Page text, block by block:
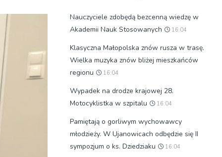
Nauczyciele zdobędą bezcenną wiedzę w
Akademii Nauk Stosowanych
16:04
Klasyczna Małopolska znów rusza w trasę.
Wielka muzyka znów bliżej mieszkańców
regionu
16:04
Wypadek na drodze krajowej 28.
Motocyklistka w szpitalu
16:04
Pamiętają o gorliwym wychowawcy
młodzieży. W Ujanowicach odbędzie się II
sympozjum o ks. Dziedziaku
16:04